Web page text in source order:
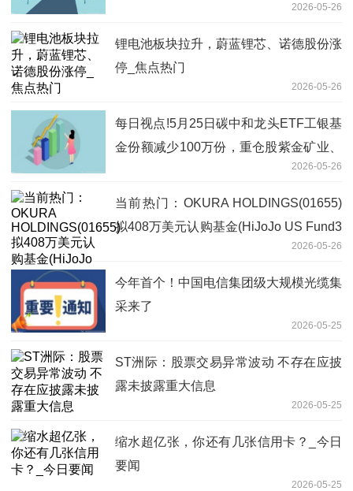
2026-05-26
锂电池板块拉升，蔚蓝锂芯、诺德股份涨
停_焦点热门
2026-05-26
每日视点!5月25日碳中和龙头ETF工银基
金份额减少100万份，重仓股紫金矿业、
2026-05-26
当前热门：OKURA HOLDINGS(01655)
拟408万美元认购基金(HiJoJo US Fund3
2026-05-26
今年首个！中国电信集团级大规模光缆集
采来了
2026-05-25
ST洲际：股票交易异常波动 不存在应披
露未披露重大信息
2026-05-25
缩水超亿张，你还有几张信用卡？_今日
要闻
2026-05-25